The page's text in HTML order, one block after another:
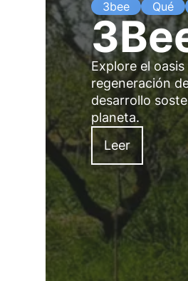
3bee Qué
Explore el
regeneración
desarrollo
planeta.
Leer